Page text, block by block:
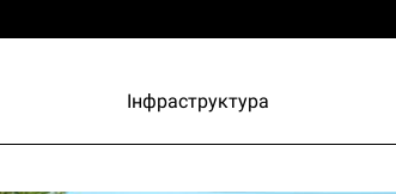
Інфраструктура